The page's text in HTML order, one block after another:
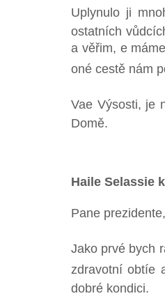
Uplynulo ji
ostatních
a věřim, e
oné cestě nám
Vae Výsosti,
Domě.
Haile Selassie
Pane
Jako prvé bych
zdravotní obtíe
dobré kondici.